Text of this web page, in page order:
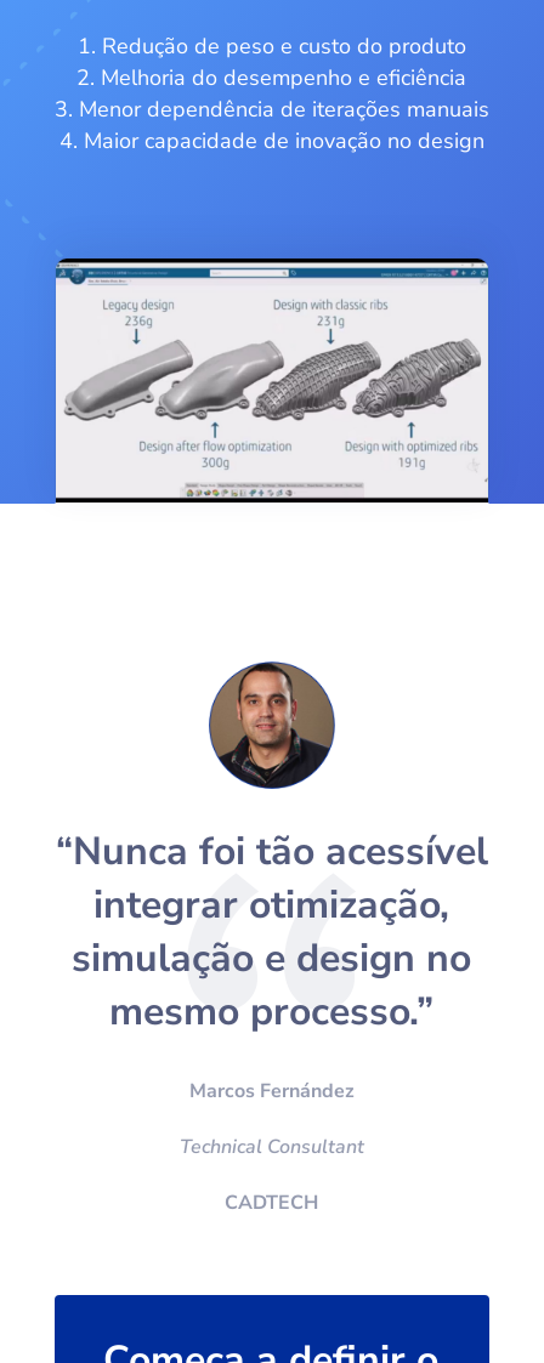
Redução de peso e custo do produto
Melhoria do desempenho e eficiência
Menor dependência de iterações manuais
Maior capacidade de inovação no design
“Nunca foi tão acessível
integrar otimização,
simulação e design no
mesmo processo.”
Marcos Fernández
Technical Consultant
CADTECH